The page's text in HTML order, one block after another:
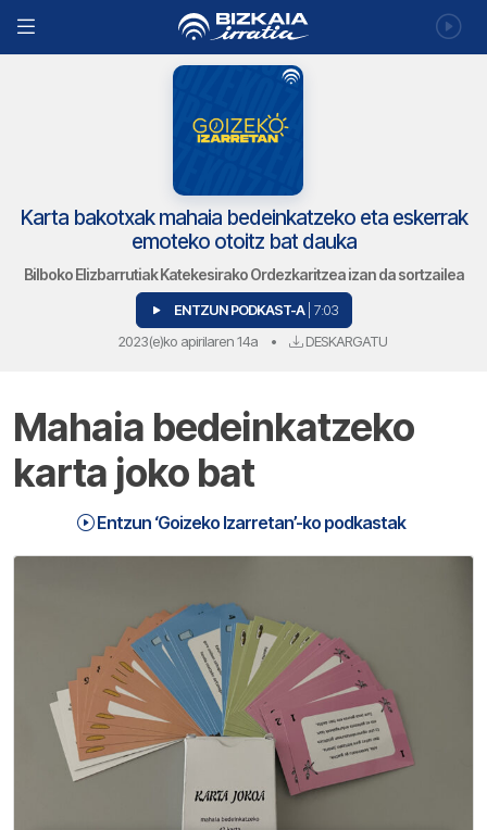
Karta bakotxak mahaia bedeinkatzeko eta eskerrak
emoteko otoitz bat dauka
Bilboko Elizbarrutiak Katekesirako Ordezkaritzea izan da sortzailea
ENTZUN PODKAST-A | 7:03
2023(e)ko apirilaren 14a • DESKARGATU
Mahaia bedeinkatzeko
karta joko bat
Entzun ‘Goizeko Izarretan’-ko podkastak